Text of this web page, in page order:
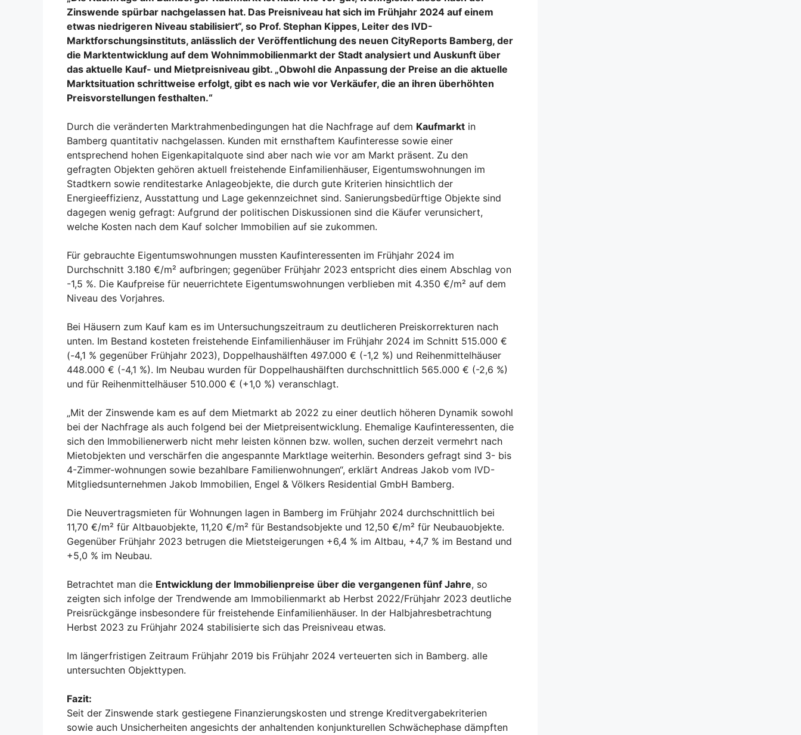
Zinswende spürbar nachgelassen hat. Das Preisniveau hat sich im Frühjahr 2024 auf einem
etwas niedrigeren Niveau stabilisiert“, so Prof. Stephan Kippes, Leiter des IVD-
Marktforschungsinstituts, anlässlich der Veröffentlichung des neuen CityReports Bamberg, der
die Marktentwicklung auf dem Wohnimmobilienmarkt der Stadt analysiert und Auskunft über
das aktuelle Kauf- und Mietpreisniveau gibt. „Obwohl die Anpassung der Preise an die aktuelle
Marktsituation schrittweise erfolgt, gibt es nach wie vor Verkäufer, die an ihren überhöhten
Preisvorstellungen festhalten.“
Durch die veränderten Marktrahmenbedingungen hat die Nachfrage auf dem Kaufmarkt in
Bamberg quantitativ nachgelassen. Kunden mit ernsthaftem Kaufinteresse sowie einer
entsprechend hohen Eigenkapitalquote sind aber nach wie vor am Markt präsent. Zu den
gefragten Objekten gehören aktuell freistehende Einfamilienhäuser, Eigentumswohnungen im
Stadtkern sowie renditestarke Anlageobjekte, die durch gute Kriterien hinsichtlich der
Energieeffizienz, Ausstattung und Lage gekennzeichnet sind. Sanierungsbedürftige Objekte sind
dagegen wenig gefragt: Aufgrund der politischen Diskussionen sind die Käufer verunsichert,
welche Kosten nach dem Kauf solcher Immobilien auf sie zukommen.
Für gebrauchte Eigentumswohnungen mussten Kaufinteressenten im Frühjahr 2024 im
Durchschnitt 3.180 €/m² aufbringen; gegenüber Frühjahr 2023 entspricht dies einem Abschlag von
-1,5 %. Die Kaufpreise für neuerrichtete Eigentumswohnungen verblieben mit 4.350 €/m² auf dem
Niveau des Vorjahres.
Bei Häusern zum Kauf kam es im Untersuchungszeitraum zu deutlicheren Preiskorrekturen nach
unten. Im Bestand kosteten freistehende Einfamilienhäuser im Frühjahr 2024 im Schnitt 515.000 €
(-4,1 % gegenüber Frühjahr 2023), Doppelhaushälften 497.000 € (-1,2 %) und Reihenmittelhäuser
448.000 € (-4,1 %). Im Neubau wurden für Doppelhaushälften durchschnittlich 565.000 € (-2,6 %)
und für Reihenmittelhäuser 510.000 € (+1,0 %) veranschlagt.
„Mit der Zinswende kam es auf dem Mietmarkt ab 2022 zu einer deutlich höheren Dynamik sowohl
bei der Nachfrage als auch folgend bei der Mietpreisentwicklung. Ehemalige Kaufinteressenten, die
sich den Immobilienerwerb nicht mehr leisten können bzw. wollen, suchen derzeit vermehrt nach
Mietobjekten und verschärfen die angespannte Marktlage weiterhin. Besonders gefragt sind 3- bis
4-Zimmer-wohnungen sowie bezahlbare Familienwohnungen“, erklärt Andreas Jakob vom IVD-
Mitgliedsunternehmen Jakob Immobilien, Engel & Völkers Residential GmbH Bamberg.
Die Neuvertragsmieten für Wohnungen lagen in Bamberg im Frühjahr 2024 durchschnittlich bei
11,70 €/m² für Altbauobjekte, 11,20 €/m² für Bestandsobjekte und 12,50 €/m² für Neubauobjekte.
Gegenüber Frühjahr 2023 betrugen die Mietsteigerungen +6,4 % im Altbau, +4,7 % im Bestand und
+5,0 % im Neubau.
Betrachtet man die Entwicklung der Immobilienpreise über die vergangenen fünf Jahre, so
zeigten sich infolge der Trendwende am Immobilienmarkt ab Herbst 2022/Frühjahr 2023 deutliche
Preisrückgänge insbesondere für freistehende Einfamilienhäuser. In der Halbjahresbetrachtung
Herbst 2023 zu Frühjahr 2024 stabilisierte sich das Preisniveau etwas.
Im längerfristigen Zeitraum Frühjahr 2019 bis Frühjahr 2024 verteuerten sich in Bamberg. alle
untersuchten Objekttypen.
Fazit:
Seit der Zinswende stark gestiegene Finanzierungskosten und strenge Kreditvergabekriterien
sowie auch Unsicherheiten angesichts der anhaltenden konjunkturellen Schwächephase dämpften